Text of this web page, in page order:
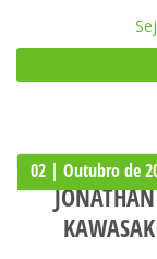
02 | Outubrode